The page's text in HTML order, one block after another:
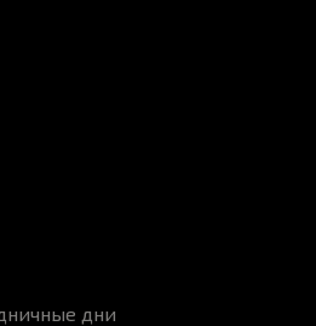
дни